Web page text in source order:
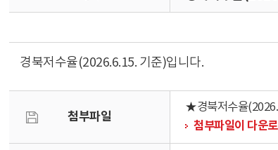
경북저수율(2026.6.15. 기준)입니다.
첨부파일
★경북저수율
첨부파일이 다운